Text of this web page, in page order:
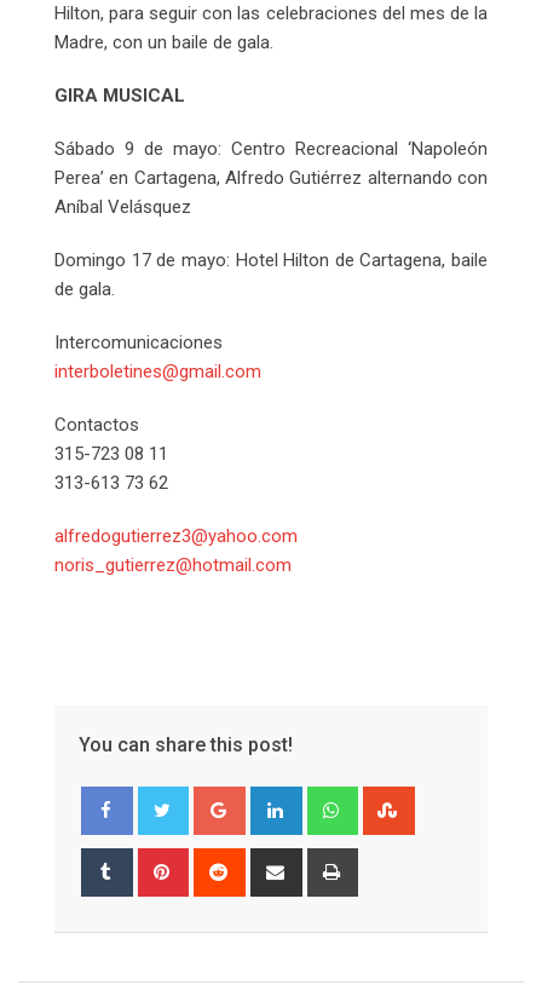
Hilton, para seguir con las celebraciones del mes de la
Madre, con un baile de gala.
GIRA MUSICAL
Sábado 9 de mayo: Centro Recreacional ‘Napoleón
Perea’ en Cartagena, Alfredo Gutiérrez alternando con
Aníbal Velásquez
Domingo 17 de mayo: Hotel Hilton de Cartagena, baile
de gala.
Intercomunicaciones
interboletines@gmail.com
Contactos
315-723 08 11
313-613 73 62
alfredogutierrez3@yahoo.com
noris_gutierrez@hotmail.com
You can share this post!
Google+ LinkedIn Whatsapp
Tumblr Pinterest Reddit
Share